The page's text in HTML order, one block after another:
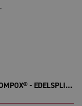
- EDELSPLITT